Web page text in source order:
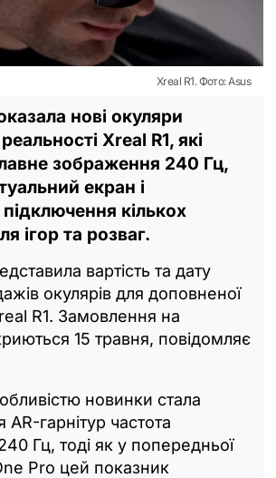
Xreal R1. Фото: Asus
нові окуляри
Xreal R1, які
зображення 240 Гц,
екран і
кількох
ігор та розваг.
вартість та дату
окулярів для доповненої
R1. Замовлення на
15 травня, повідомляє
новинки стала
гарнітур частота
Гц, тоді як у попередньої
Pro цей показник